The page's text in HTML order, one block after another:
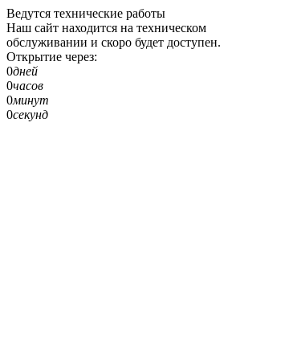
Ведутся технические работы
Наш сайт находится на техническом
обслуживании и скоро будет доступен.
Открытие через:
0дней
0часов
0минут
0секунд